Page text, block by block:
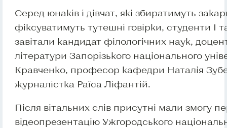
Серед юнаків і дівчат, які збиратимуть
фіксуватимуть тутешні говірки, студенти І
завітали кандидат філологічних наук,
літератури Запорізького національного
Кравченко, професор кафедри Наталія
журналістка Раїса Ліфантій.
Після вітальних слів присутні мали змогу
відеопрезентацію Ужгородського